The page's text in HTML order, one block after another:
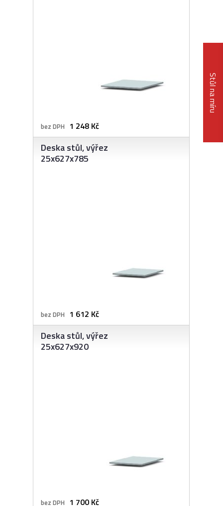
Stůl na míru
bez DPH 1 248 Kč
Deska stůl, výřez
25x627x785
bez DPH 1 612 Kč
Deska stůl, výřez
25x627x920
bez DPH 1 700 Kč